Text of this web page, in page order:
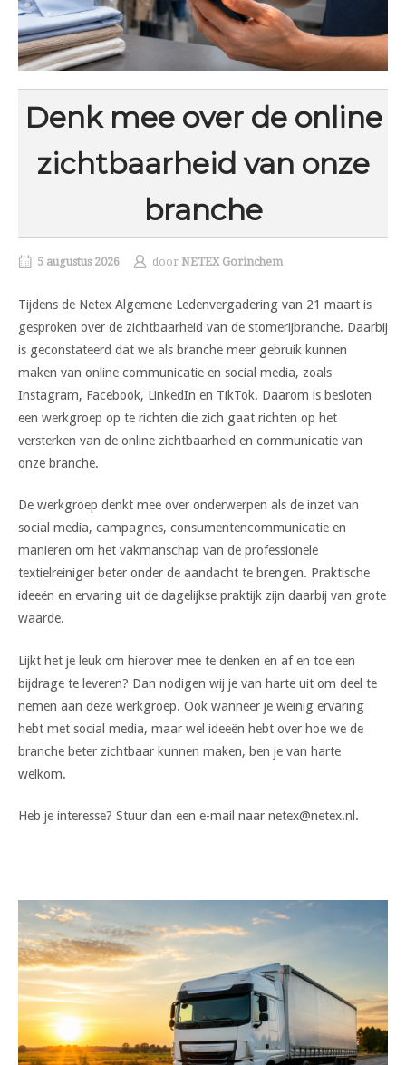
Denk mee over de online
zichtbaarheid van onze
branche
5 augustus 2026 door NETEX Gorinchem
Tijdens de Netex Algemene Ledenvergadering van 21 maart is
gesproken over de zichtbaarheid van de stomerijbranche. Daarbij
is geconstateerd dat we als branche meer gebruik kunnen
maken van online communicatie en social media, zoals
Instagram, Facebook, LinkedIn en TikTok. Daarom is besloten
een werkgroep op te richten die zich gaat richten op het
versterken van de online zichtbaarheid en communicatie van
onze branche.
De werkgroep denkt mee over onderwerpen als de inzet van
social media, campagnes, consumentencommunicatie en
manieren om het vakmanschap van de professionele
textielreiniger beter onder de aandacht te brengen. Praktische
ideeën en ervaring uit de dagelijkse praktijk zijn daarbij van grote
waarde.
Lijkt het je leuk om hierover mee te denken en af en toe een
bijdrage te leveren? Dan nodigen wij je van harte uit om deel te
nemen aan deze werkgroep. Ook wanneer je weinig ervaring
hebt met social media, maar wel ideeën hebt over hoe we de
branche beter zichtbaar kunnen maken, ben je van harte
welkom.
Heb je interesse? Stuur dan een e-mail naar netex@netex.nl.